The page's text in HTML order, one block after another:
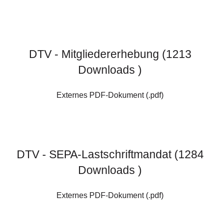
DTV - Mitgliedererhebung (1213
Downloads )
Externes PDF-Dokument (.pdf)
DTV - SEPA-Lastschriftmandat (1284
Downloads )
Externes PDF-Dokument (.pdf)